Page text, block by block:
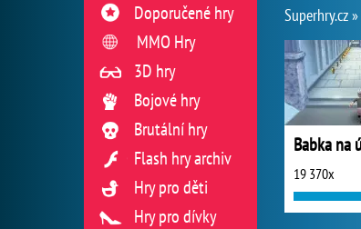
Superhry.cz »
19 370x
Doporučené hry
MMO Hry
3D hry
Bojové hry
Brutální hry
Flash hry archiv
Hry pro děti
Hry pro dívky